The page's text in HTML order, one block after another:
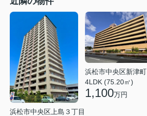
浜松市中央区上島３丁目
浜松市中央区新津町
4LDK (75.20㎡)
1,100万円